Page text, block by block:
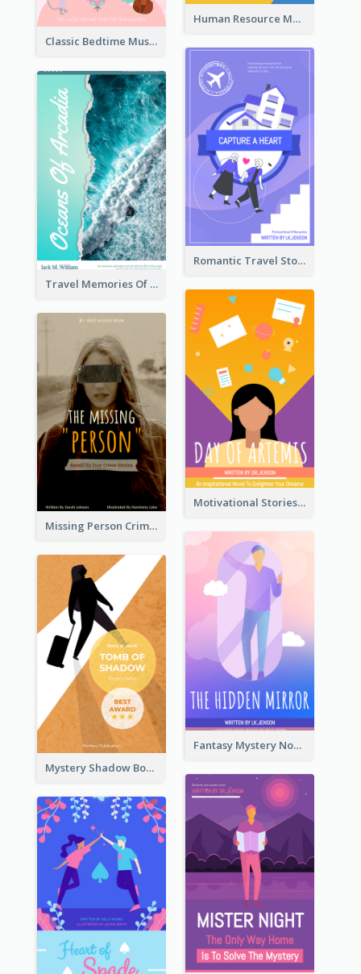
Human Resource Management Book Cover
Classic Bedtime Musical Story Book Cover
Romantic Travel Story Book Cover
Travel Memories Of Arcadia Book Cover
Motivational Stories Of Artemis Book Cover
Missing Person Crime Novel Book Cover
Fantasy Mystery Novel Book Cover
Mystery Shadow Book Cover